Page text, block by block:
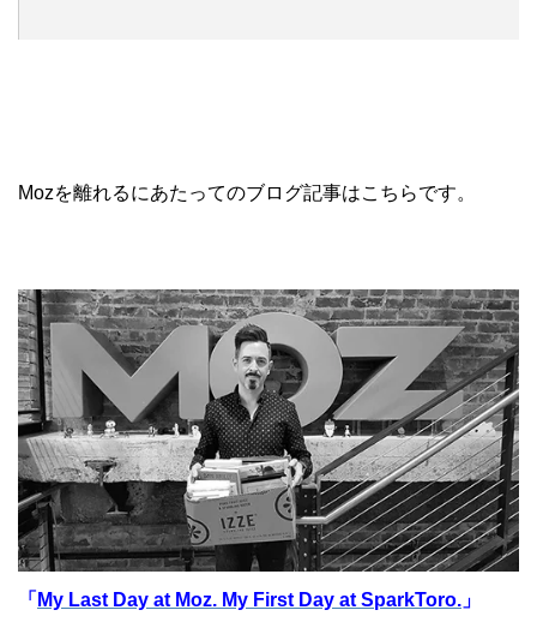
Mozを離れるにあたってのブログ記事はこちらです。
「 My Last Day at Moz. My First Day at SparkToro. 」